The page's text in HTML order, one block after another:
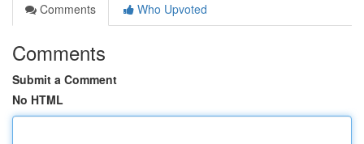
Comments
Who Upvoted
Comments
Submit a Comment
No HTML